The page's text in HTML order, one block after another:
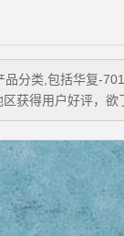
品分类,包括华复-
获得用户好评，